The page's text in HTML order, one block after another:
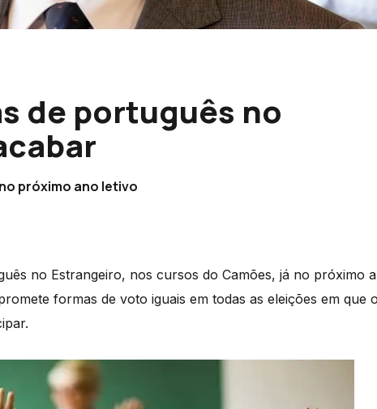
de português no
próximo ano letivo
no Estrangeiro, nos cursos do Camões, já no próximo
formas de voto iguais em todas as eleições em que